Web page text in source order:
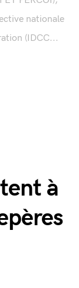
nationale
(IDCC...
à